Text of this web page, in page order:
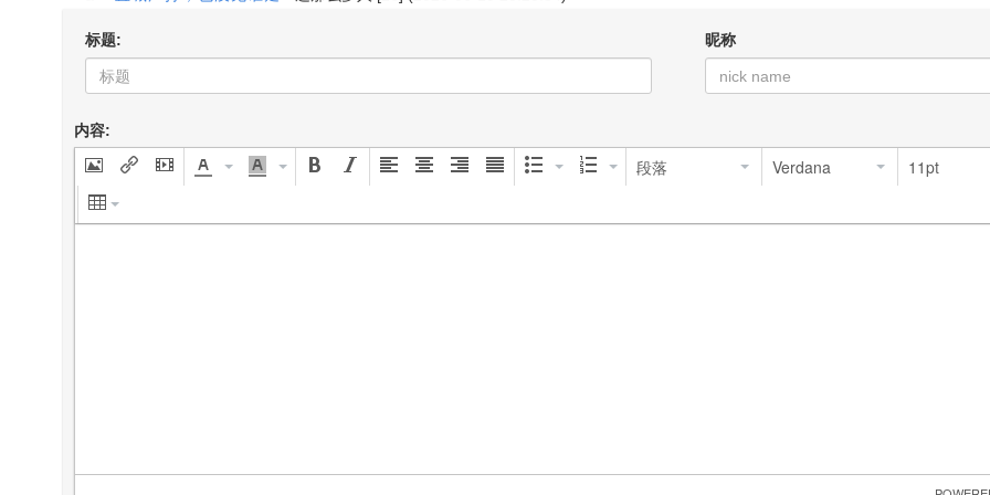
标题: 昵称
内容:
段落 Verdana 11pt